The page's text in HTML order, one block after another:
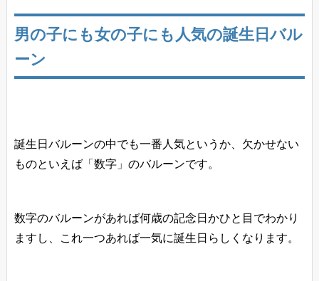
男の子にも女の子にも人気の誕生日バル
ーン
誕生日バルーンの中でも一番人気というか、欠かせない
ものといえば「数字」のバルーンです。
数字のバルーンがあれば何歳の記念日かひと目でわかり
ますし、これ一つあれば一気に誕生日らしくなります。